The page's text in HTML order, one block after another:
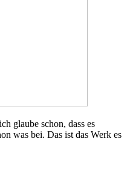
glaube schon, dass es
was bei. Das ist das Werk es